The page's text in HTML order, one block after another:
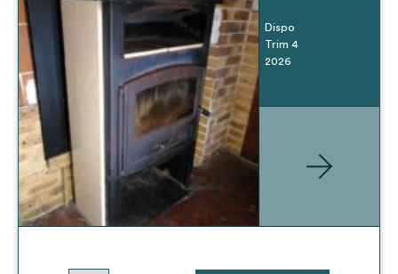
Dispo
Trim 4
2026